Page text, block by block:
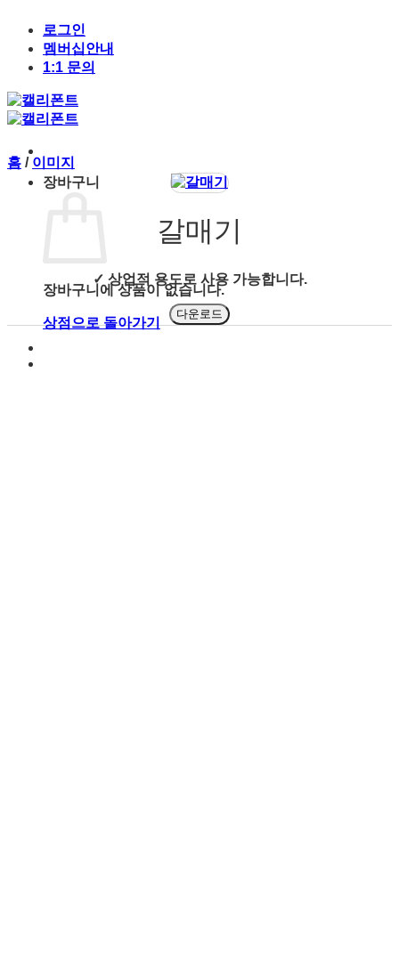
content
로그인
멤버십안내
1:1 문의
장바구니
장바구니에 상품이 없습니다.
상점으로 돌아가기
홈 / 이미지
갈매기
✓ 상업적 용도로 사용 가능합니다.
다운로드